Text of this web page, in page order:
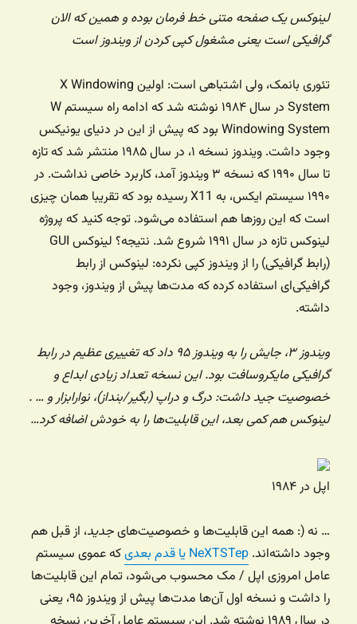
لینوکس یک صفحه متنی خط فرمان بوده و همین که الان
گرافیکی است یعنی مشغول کپی کردن از ویندوز است
تئوری بانمک، ولی اشتباهی است: اولین X Windowing
System در سال ۱۹۸۴ نوشته شد که ادامه راه سیستم W
Windowing System بود که پیش از این در دنیای یونیکس
وجود داشت. ویندوز نسخه ۱، در سال ۱۹۸۵ منتشر شد که تازه
تا سال ۱۹۹۰ که نسخه ۳ ویندوز آمد، کاربرد خاصی نداشت. در
۱۹۹۰ سیستم ایکس،‌ به X11 رسیده بود که تقریبا همان چیزی
است که این روزها هم استفاده می‌شود. توجه کنید که پروژه
لینوکس تازه در سال ۱۹۹۱ شروع شد. نتیجه؟ لینوکس GUI
(رابط گرافیکی) را از ویندوز کپی نکرده: لینوکس از رابط
گرافیکی‌ای استفاده کرده که مدت‌ها پیش از ویندوز، وجود
داشته.
ویندوز ۳، جایش را به ویندوز ۹۵ داد که تغییری عظیم در رابط
گرافیکی مایکروسافت بود. این نسخه تعداد زیادی ابداع و
خصوصیت جید داشت:‌ درگ و دراپ (بگیر/بنداز)، نوارابزار و … .
لینوکس هم کمی بعد، این قابلیت‌ها را به خودش اضافه کرد…
اپل در ۱۹۸۴
… نه (: همه این قابلیت‌ها و خصوصیت‌هایجدید، از قبل هم
وجود داشته‌اند.NeXTSTep یا قدم بعدی
که عموی سیستم
عامل امروزی اپل / مک محسوب می‌شود‌، تمام این قابلیت‌ها
را داشت و نسخه اول آن‌ها مدت‌ها پیش از ویندوز ۹۵، یعنی